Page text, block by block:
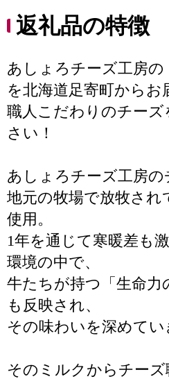
返礼品の特徴
あしょろチーズ工房の
を北海道足寄町からお
職人こだわりのチー
さい！
あしょろチーズ工房の
地元の牧場で放牧され
使用。
1年を通じて寒暖差も
環境の中で、
牛たちが持つ「生命力
も反映され、
その味わいを深めてい
そのミルクからチー